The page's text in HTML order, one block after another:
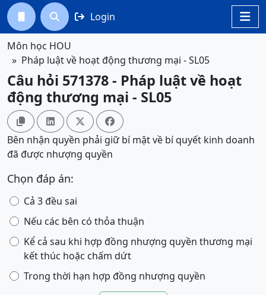

  Login
Môn học HOU
Pháp luật về hoạt động thương mại - SL05
Câu hỏi 571378 - Pháp luật về hoạt
động thương mại - SL05
   
Bên nhận quyền phải giữ bí mật về bí quyết kinh doanh
đã được nhượng quyền
Chọn đáp án:
Cả 3 đều sai
Nếu các bên có thỏa thuận
Kể cả sau khi hợp đồng nhượng quyền thương mại
kết thúc hoặc chấm dứt
Trong thời hạn hợp đồng nhượng quyền